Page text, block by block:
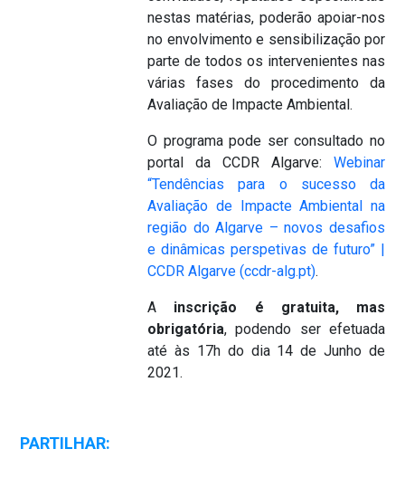
nestas matérias, poderão apoiar-nos
no envolvimento e sensibilização por
parte de todos os intervenientes nas
várias fases do procedimento da
Avaliação de Impacte Ambiental.
O programa pode ser consultado no
portal da CCDR Algarve: Webinar
“Tendências para o sucesso da
Avaliação de Impacte Ambiental na
região do Algarve – novos desafios
e dinâmicas perspetivas de futuro” |
CCDR Algarve (ccdr-alg.pt).
A inscrição é gratuita, mas
obrigatória, podendo ser efetuada
até às 17h do dia 14 de Junho de
2021.
PARTILHAR: